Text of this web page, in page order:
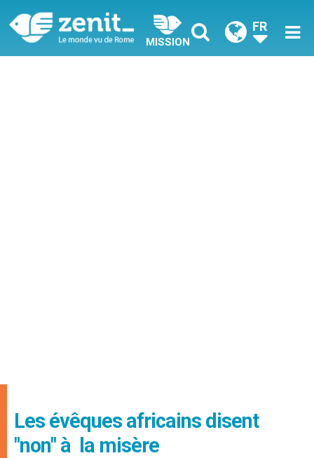
MISSION
FR
Les évêques africains disent
"non" à la misère